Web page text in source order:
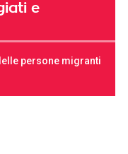
e
persone migranti